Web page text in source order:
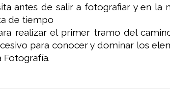
antes de salir a fotografiar y en la
de tiempo
realizar el primer tramo del
para conocer y dominar los